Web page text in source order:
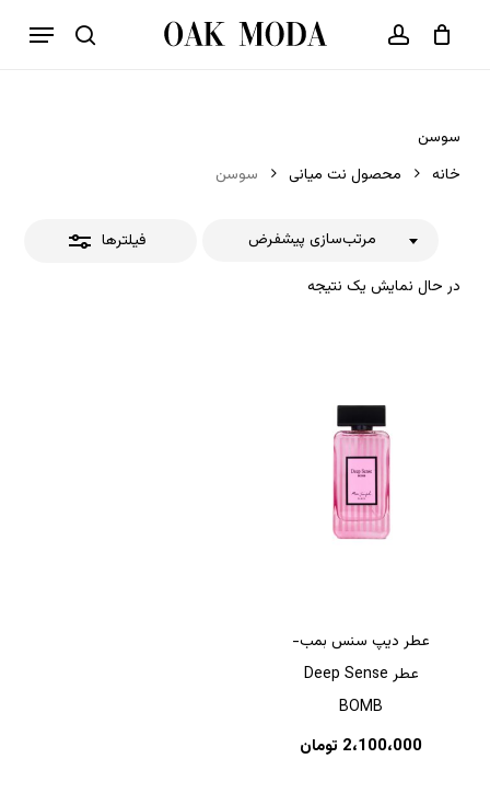
جستجو حساب کاربری
فهرست
سبد خرید بستن
سوسن
خانه
محصول نت میانی سوسن
فیلترها
در حال نمایش یک نتیجه
مرتب‌سازی پیشفرض
بستن
عطر دیپ سنس بمب-
عطر Deep Sense
BOMB
2،100،000 تومان